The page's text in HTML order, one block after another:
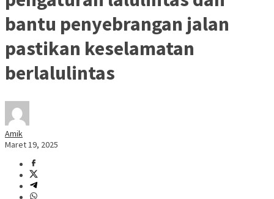
bantu penyebrangan jalan
pastikan keselamatan
berlalulintas
Amik
Maret 19, 2025